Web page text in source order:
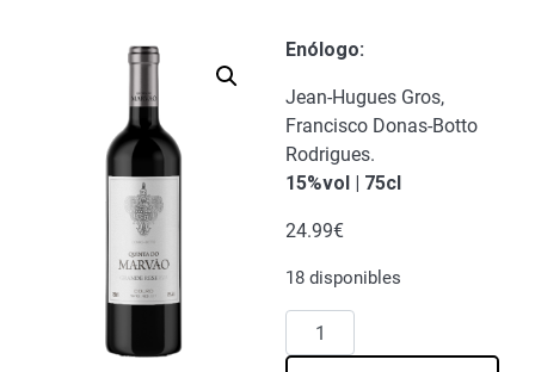
Enólogo:
Jean-Hugues Gros,
Francisco Donas-Botto
Rodrigues.
15%vol | 75cl
24.99€
18 disponibles
Quinta
do